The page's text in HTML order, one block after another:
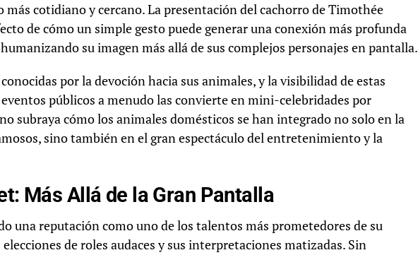
cotidiano y cercano. La presentación del cachorro de Timothée
de cómo un simple gesto puede generar una conexión más profunda
su imagen más allá de sus complejos personajes en pantalla.
por la devoción hacia sus animales, y la visibilidad de estas
públicos a menudo las convierte en mini-celebridades por
subraya cómo los animales domésticos se han integrado no solo en la
sino también en el gran espectáculo del entretenimiento y la
Más Allá de la Gran Pantalla
una reputación como uno de los talentos más prometedores de su
de roles audaces y sus interpretaciones matizadas. Sin